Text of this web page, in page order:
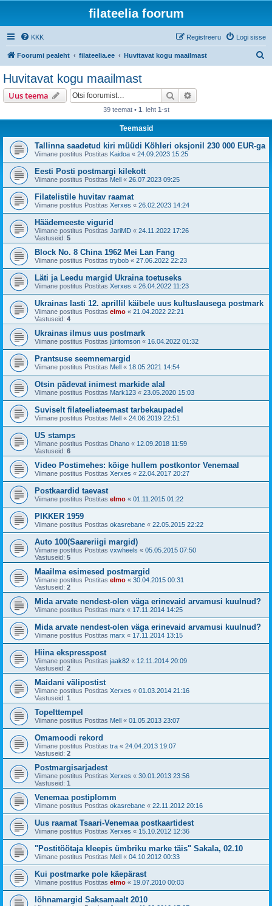
filateelia foorum
KKK Logi sisse
Registreeru
Foorumi pealeht filateelia.ee Huvitavat kogu maailmast
Huvitavat kogu maailmast
Uus teema Otsi
39 teemat • 1 . leht 1-st
Teemasid
Tallinna saadetud kiri müüdi Köhleri oksjonil 230 000 EUR-ga
Viimane postitus Postitas Kaidoa « 24.09.2023 15:25
Eesti Posti postmargi kilekott
Viimane postitus Postitas Mell « 26.07.2023 09:25
Filatelistile huvitav raamat
Viimane postitus Postitas Xerxes « 26.02.2023 14:24
Häädemeeste vigurid
Viimane postitus Postitas JariMD « 24.11.2022 17:26
Vastuseid: 5
Block No. 8 China 1962 Mei Lan Fang
Viimane postitus Postitas trybob « 27.06.2022 22:23
Läti ja Leedu margid Ukraina toetuseks
Viimane postitus Postitas Xerxes « 26.04.2022 11:23
Ukrainas lasti 12. aprillil käibele uus kultuslausega postmark
Viimane postitus Postitas elmo « 21.04.2022 22:21
Vastuseid: 4
Ukrainas ilmus uus postmark
Viimane postitus Postitas jüritomson « 16.04.2022 01:32
Prantsuse seemnemargid
Viimane postitus Postitas Mell « 18.05.2021 14:54
Otsin pädevat inimest markide alal
Viimane postitus Postitas Mark123 « 23.05.2020 15:03
Suviselt filateeliateemast tarbekaupadel
Viimane postitus Postitas Mell « 24.06.2019 22:51
US stamps
Viimane postitus Postitas Dhano « 12.09.2018 11:59
Vastuseid: 6
Video Postimehes: kõige hullem postkontor Venemaal
Viimane postitus Postitas Xerxes « 22.04.2017 20:27
Postkaardid taevast
Viimane postitus Postitas elmo « 01.11.2015 01:22
PIKKER 1959
Viimane postitus Postitas okasrebane « 22.05.2015 22:22
Auto 100(Saareriigi margid)
Viimane postitus Postitas vxwheels « 05.05.2015 07:50
Vastuseid: 5
Maailma esimesed postmargid
Viimane postitus Postitas elmo « 30.04.2015 00:31
Vastuseid: 2
Mida arvate nendest-olen väga erinevaid arvamusi kuulnud?
Viimane postitus Postitas marx « 17.11.2014 14:25
Mida arvate nendest-olen väga erinevaid arvamusi kuulnud?
Viimane postitus Postitas marx « 17.11.2014 13:15
Hiina ekspresspost
Viimane postitus Postitas jaak82 « 12.11.2014 20:09
Vastuseid: 2
Maidani välipostist
Viimane postitus Postitas Xerxes « 01.03.2014 21:16
Vastuseid: 1
Topelttempel
Viimane postitus Postitas Mell « 01.05.2013 23:07
Omamoodi rekord
Viimane postitus Postitas tra « 24.04.2013 19:07
Vastuseid: 2
Postmargisarjadest
Viimane postitus Postitas Xerxes « 30.01.2013 23:56
Vastuseid: 1
Venemaa postiplomm
Viimane postitus Postitas okasrebane « 22.11.2012 20:16
Uus raamat Tsaari-Venemaa postkaartidest
Viimane postitus Postitas Xerxes « 15.10.2012 12:36
"Postitöötaja kleepis ümbriku marke täis" Sakala, 02.10
Viimane postitus Postitas Mell « 04.10.2012 00:33
Kui postmarke pole käepärast
Viimane postitus Postitas elmo « 19.07.2010 00:03
lõhnamargid Saksamaalt 2010